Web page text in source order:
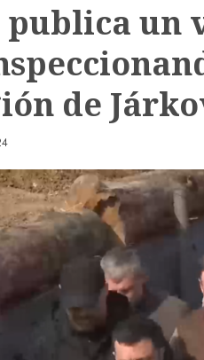
un
de
San Marcial será